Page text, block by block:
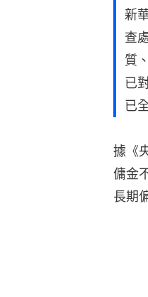
新
查
質
已
已
據《
傭金
長期